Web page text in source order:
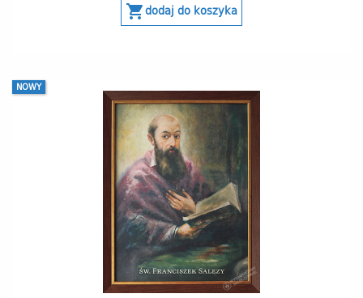
shopping_cartdodaj do koszyka
NOWY